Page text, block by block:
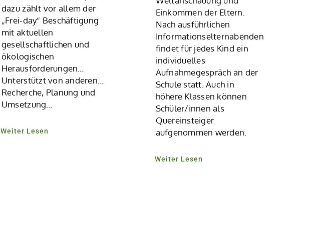
dazu zählt vor allem der
„Frei-day“ Beschäftigung
mit aktuellen
gesellschaftlichen und
ökologischen
Herausforderungen…
Unterstützt von anderen…
Recherche, Planung und
Umsetzung…
Weiter Lesen
Einkommen der Eltern.
Nach ausführlichen
Informationselternabenden
findet für jedes Kind ein
individuelles
Aufnahmegespräch an der
Schule statt. Auch in
höhere Klassen können
Schüler/innen als
Quereinsteiger
aufgenommen werden.
Weiter Lesen